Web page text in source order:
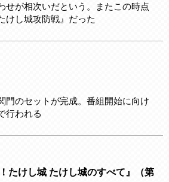
せが相次いだという。またこの時点
けし城攻防戦』だった
門のセットが完成。番組開始に向け
行われる
！たけし城 たけし城のすべて』（第